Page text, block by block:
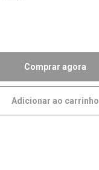
Comprar agora
Adicionar ao carrinho